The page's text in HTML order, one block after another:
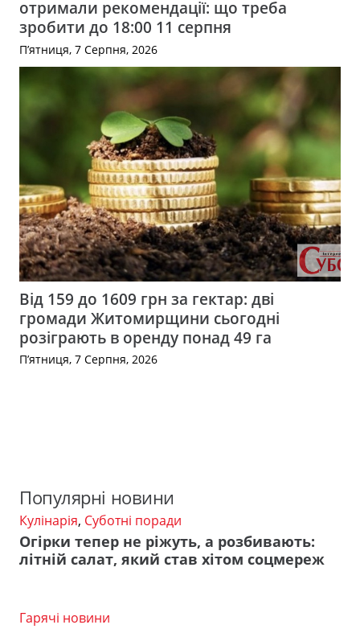
отримали рекомендації: що треба
зробити до 18:00 11 серпня
П’ятниця, 7 Серпня, 2026
Від 159 до 1609 грн за гектар: дві
громади Житомирщини сьогодні
розіграють в оренду понад 49 га
П’ятниця, 7 Серпня, 2026
Популярні новини
Кулінарія, Суботні поради
Огірки тепер не ріжуть, а розбивають:
літній салат, який став хітом соцмереж
Гарячі новини